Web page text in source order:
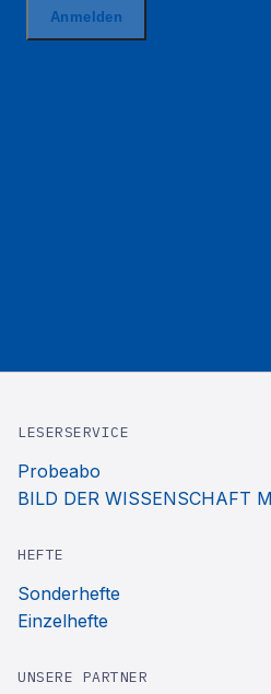
LESERSERVICE
Probeabo
BILD DER WISSENSCHAFT
HEFTE
Sonderhefte
Einzelhefte
UNSERE PARTNER